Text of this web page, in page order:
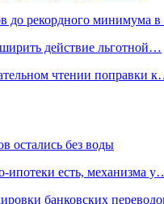
до рекордного минимума в
действие льготной…
чтении поправки
остались без воды
ипотеки есть, механизма
банковских